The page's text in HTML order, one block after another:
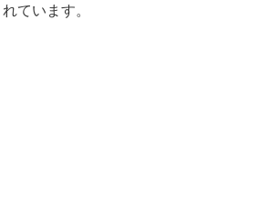
ています。